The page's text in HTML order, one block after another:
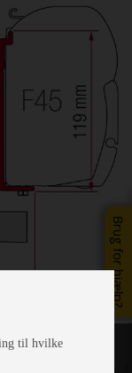
Brug for hjælp?
til hvilke